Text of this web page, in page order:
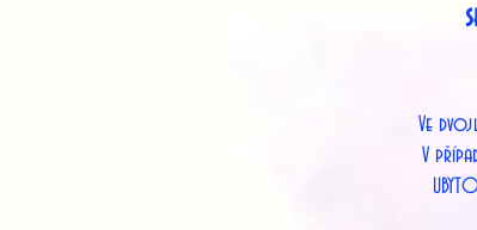
Ve
V
UBYTOVÁNÍ